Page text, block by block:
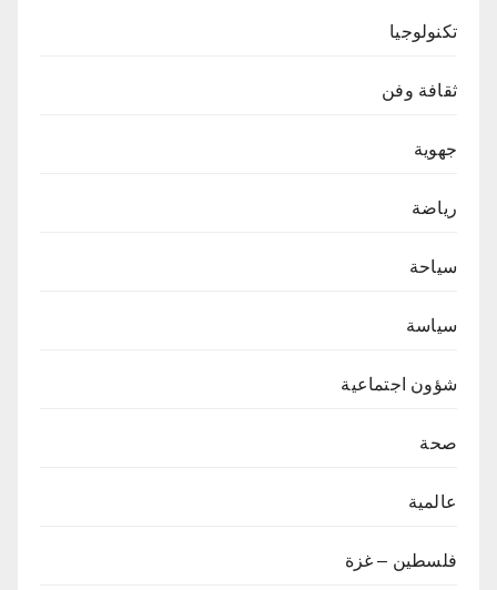
تكنولوجيا
ثقافة وفن
جهوية
رياضة
سياحة
سياسة
شؤون اجتماعية
صحة
عالمية
فلسطين – غزة